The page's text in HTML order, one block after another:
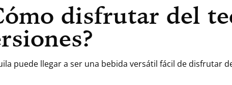
disfrutar del
puede llegar a ser una bebida versátil fácil de disfrutar